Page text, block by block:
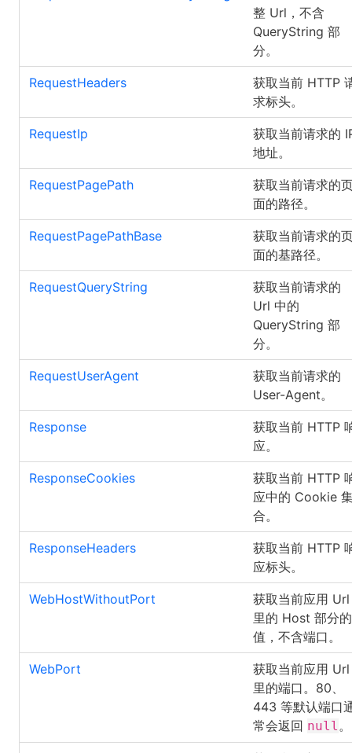
整 Url，不含
QueryString 部
分。
RequestHeaders
获取当前 HTTP
求标头。
RequestIp
获取当前请求的
地址。
RequestPagePath
获取当前请求的
面的路径。
RequestPagePathBase
获取当前请求的
面的基路径。
RequestQueryString
获取当前请求的
Url 中的
QueryString 部
分。
RequestUserAgent
获取当前请求的
User-Agent。
Response
获取当前 HTTP
应。
ResponseCookies
获取当前 HTTP
应中的 Cookie
合。
ResponseHeaders
获取当前 HTTP
应标头。
WebHostWithoutPort
获取当前应用 Url
里的 Host 部分的
值，不含端口。
WebPort
获取当前应用 Url
里的端口。80、
443 等默认端口
常会返回 null。